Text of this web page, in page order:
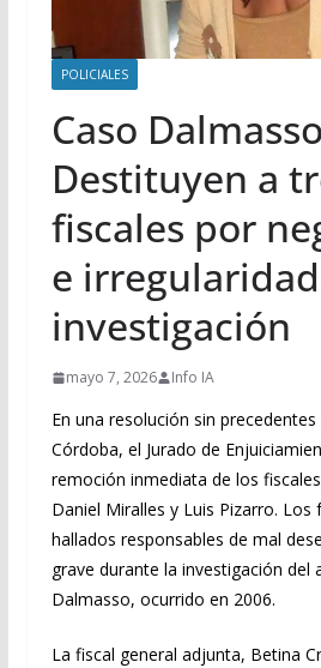
POLICIALES
Caso
Destituyen a
fiscales por
e
investigación
mayo 7, 2026 Info IA
En una resolución sin
Córdoba, el Jurado de
remoción inmediata de los
Daniel Miralles y Luis Pizarro.
hallados responsables de mal
grave durante la investigación del
Dalmasso, ocurrido en 2006.
La fiscal general adjunta, Betina